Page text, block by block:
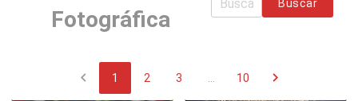
Fotográfica
Buscar
chevron_left 1 2 3 ... 10 chevron_right